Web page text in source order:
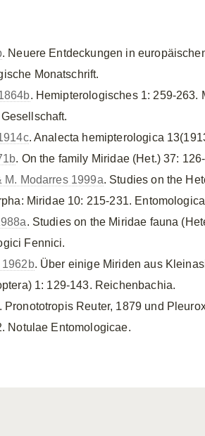
. Neuere Entdeckungen in
Monatschrift.
. Hemipterologisches 1: 259-
. Analecta hemipterologica
. On the family Miridae (Het.) 37:
M. Modarres 1999a. Studies on the
Miridae 10: 215-231.
. Studies on the Miridae fauna
Fennici.
1962b. Über einige Miriden aus
1: 129-143. Reichenbachia.
. Pronototropis Reuter, 1879 und
Notulae Entomologicae.